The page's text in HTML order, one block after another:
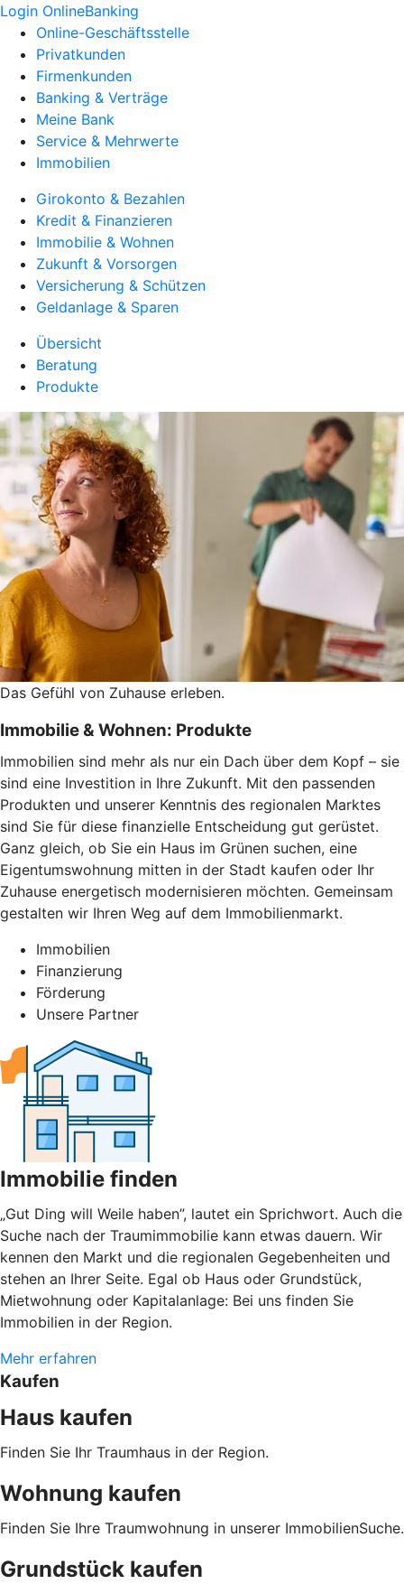
Login OnlineBanking
Online-Geschäftsstelle
Privatkunden
Firmenkunden
Banking & Verträge
Meine Bank
Service & Mehrwerte
Immobilien
Girokonto & Bezahlen
Kredit & Finanzieren
Immobilie & Wohnen
Zukunft & Vorsorgen
Versicherung & Schützen
Geldanlage & Sparen
Übersicht
Beratung
Produkte
Das Gefühl von Zuhause erleben.
Immobilie & Wohnen: Produkte
Immobilien sind mehr als nur ein Dach über dem Kopf – sie
sind eine Investition in Ihre Zukunft. Mit den passenden
Produkten und unserer Kenntnis des regionalen Marktes
sind Sie für diese finanzielle Entscheidung gut gerüstet.
Ganz gleich, ob Sie ein Haus im Grünen suchen, eine
Eigentumswohnung mitten in der Stadt kaufen oder Ihr
Zuhause energetisch modernisieren möchten. Gemeinsam
gestalten wir Ihren Weg auf dem Immobilienmarkt.
Immobilien
Finanzierung
Förderung
Unsere Partner
Immobilie finden
„Gut Ding will Weile haben”, lautet ein Sprichwort. Auch die
Suche nach der Traumimmobilie kann etwas dauern. Wir
kennen den Markt und die regionalen Gegebenheiten und
stehen an Ihrer Seite. Egal ob Haus oder Grundstück,
Mietwohnung oder Kapitalanlage: Bei uns finden Sie
Immobilien in der Region.
Mehr erfahren
Kaufen
Haus kaufen
Finden Sie Ihr Traumhaus in der Region.
Wohnung kaufen
Finden Sie Ihre Traumwohnung in unserer ImmobilienSuche.
Grundstück kaufen